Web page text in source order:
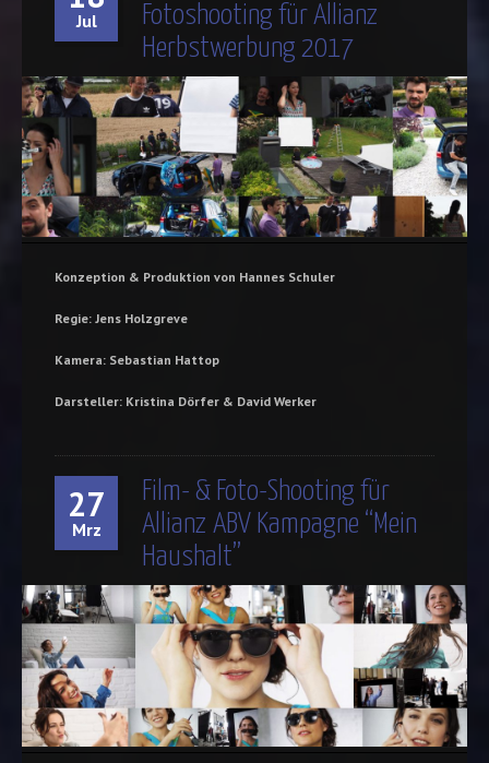
Jul
Fotoshooting für Allianz
Herbstwerbung 2017
Konzeption & Produktion von Hannes Schuler
Regie: Jens Holzgreve
Kamera: Sebastian Hattop
Darsteller: Kristina Dörfer & David Werker
27
Mrz
Film- & Foto-Shooting für
Allianz ABV Kampagne “Mein
Haushalt”